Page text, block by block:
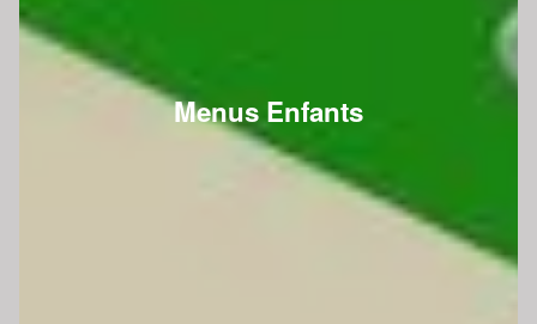
Menus Enfants